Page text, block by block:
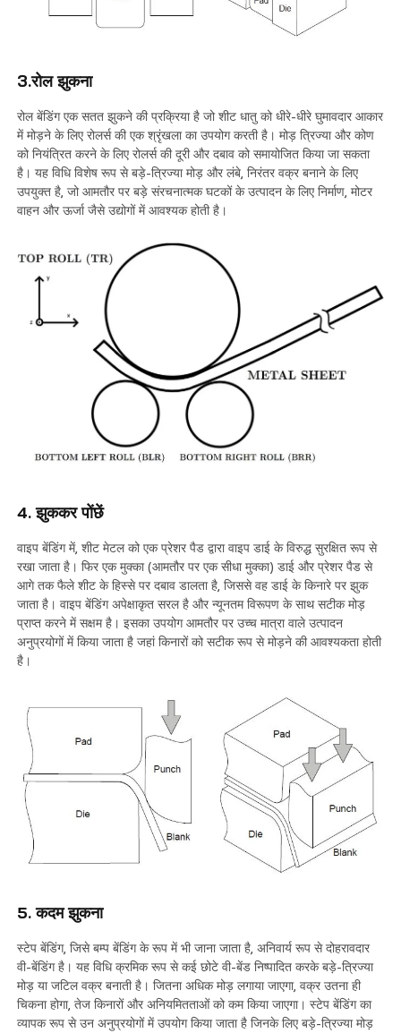
3.रोल झुकना
रोल बेंडिंग एक सतत झुकने की प्रक्रिया है जो शीट धातु को धीरे-धीरे घुमावदार आकार
में मोड़ने के लिए रोलर्स की एक श्रृंखला का उपयोग करती है। मोड़ त्रिज्या और कोण
को नियंत्रित करने के लिए रोलर्स की दूरी और दबाव को समायोजित किया जा सकता
है। यह विधि विशेष रूप से बड़े-त्रिज्या मोड़ और लंबे, निरंतर वक्र बनाने के लिए
उपयुक्त है, जो आमतौर पर बड़े संरचनात्मक घटकों के उत्पादन के लिए निर्माण, मोटर
वाहन और ऊर्जा जैसे उद्योगों में आवश्यक होती है।
4. झुककर पोंछें
वाइप बेंडिंग में, शीट मेटल को एक प्रेशर पैड द्वारा वाइप डाई के विरुद्ध सुरक्षित रूप से
रखा जाता है। फिर एक मुक्का (आमतौर पर एक सीधा मुक्का) डाई और प्रेशर पैड से
आगे तक फैले शीट के हिस्से पर दबाव डालता है, जिससे वह डाई के किनारे पर झुक
जाता है। वाइप बेंडिंग अपेक्षाकृत सरल है और न्यूनतम विरूपण के साथ सटीक मोड़
प्राप्त करने में सक्षम है। इसका उपयोग आमतौर पर उच्च मात्रा वाले उत्पादन
अनुप्रयोगों में किया जाता है जहां किनारों को सटीक रूप से मोड़ने की आवश्यकता होती
है।
5. कदम झुकना
स्टेप बेंडिंग, जिसे बम्प बेंडिंग के रूप में भी जाना जाता है, अनिवार्य रूप से दोहरावदार
वी-बेंडिंग है। यह विधि क्रमिक रूप से कई छोटे वी-बेंड निष्पादित करके बड़े-त्रिज्या
मोड़ या जटिल वक्र बनाती है। जितना अधिक मोड़ लगाया जाएगा, वक्र उतना ही
चिकना होगा, तेज किनारों और अनियमितताओं को कम किया जाएगा। स्टेप बेंडिंग का
व्यापक रूप से उन अनुप्रयोगों में उपयोग किया जाता है जिनके लिए बड़े-त्रिज्या मोड़